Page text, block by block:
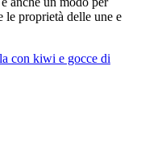
le proprietà delle une e
con kiwi e gocce di